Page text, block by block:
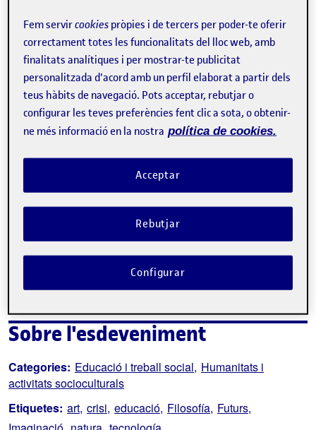
Tweet
La inscripció ha finalitzat.
Inscriure-s'hi
Contacte
Sobre l'esdeveniment
Categories: Educació i treball social Humanitats i
activitats socioculturals
Etiquetes: art crisi educació Filosofía Futurs
Fem servircookies pròpies i de tercers per poder-te oferir
correctament totes les funcionalitats del lloc web, amb
finalitats analítiques i per mostrar-te publicitat
personalitzada d'acord amb un perfil elaborat a partir dels
teus hàbits de navegació. Pots acceptar, rebutjar o
configurar les teves preferències fent clic a sota, o obtenir-
ne més informació en la nostra política de cookies.
Rebutjar
Acceptar
Configurar